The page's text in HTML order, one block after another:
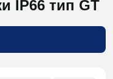
IP66 тип GT